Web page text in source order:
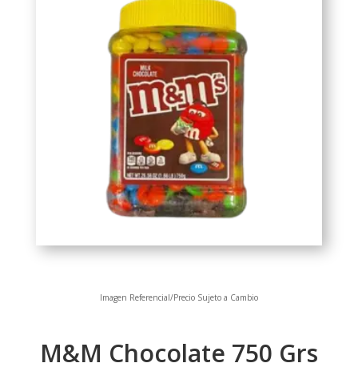
Imagen Referencial/Precio Sujeto a Cambio
M&M Chocolate 750 Grs